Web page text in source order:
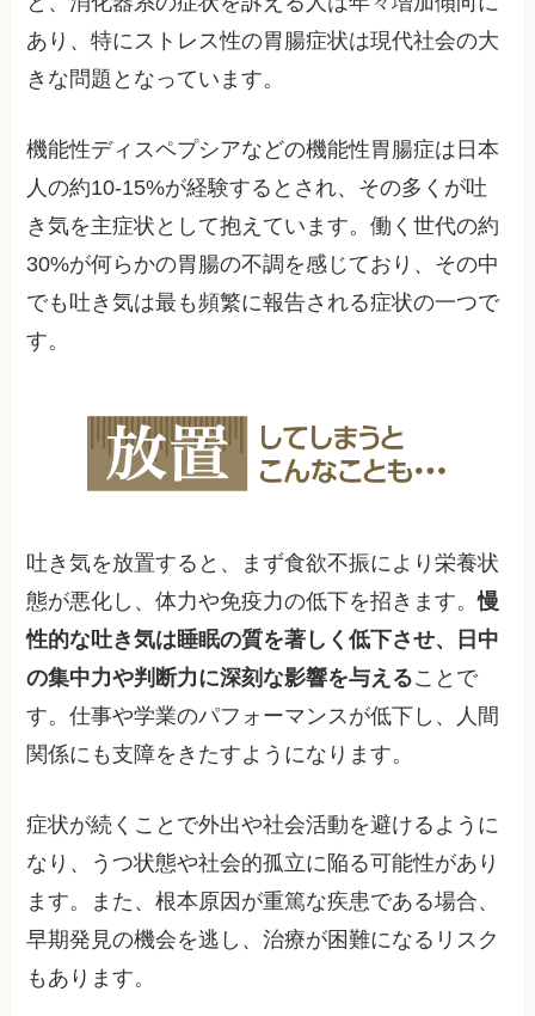
あり、特にストレス性の胃腸症状は現代社会の大
きな問題となっています。
機能性ディスペプシアなどの機能性胃腸症は日本
人の約10-15%が経験するとされ、その多くが吐
き気を主症状として抱えています。働く世代の約
30%が何らかの胃腸の不調を感じており、その中
でも吐き気は最も頻繁に報告される症状の一つで
す。
吐き気を放置すると、まず食欲不振により栄養状
態が悪化し、体力や免疫力の低下を招きます。慢
性的な吐き気は睡眠の質を著しく低下させ、日中
の集中力や判断力に深刻な影響を与えることで
す。仕事や学業のパフォーマンスが低下し、人間
関係にも支障をきたすようになります。
症状が続くことで外出や社会活動を避けるように
なり、うつ状態や社会的孤立に陥る可能性があり
ます。また、根本原因が重篤な疾患である場合、
早期発見の機会を逃し、治療が困難になるリスク
もあります。